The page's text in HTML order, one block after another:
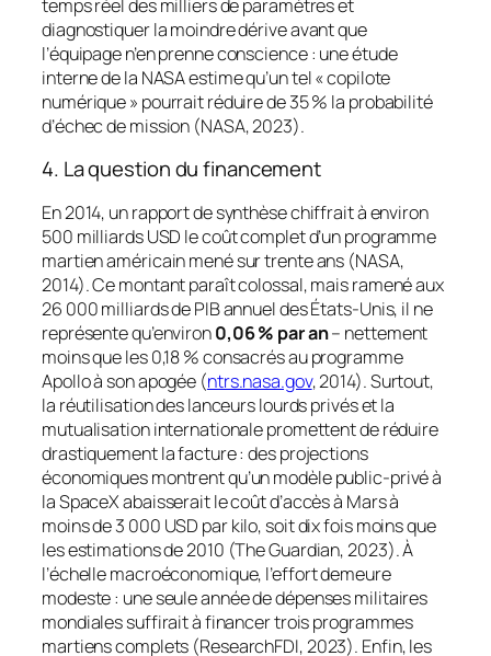
temps réel des milliers de paramètres et
diagnostiquer la moindre dérive avant que
l’équipage n’en prenne conscience : une étude
interne de la NASA estime qu’un tel « copilote
numérique » pourrait réduire de 35 % la probabilité
d’échec de mission (NASA, 2023).
4. La question du financement
En 2014, un rapport de synthèse chiffrait à environ
500 milliards USD le coût complet d’un programme
martien américain mené sur trente ans (NASA,
2014). Ce montant paraît colossal, mais ramené aux
26 000 milliards de PIB annuel des États-Unis, il ne
représente qu’environ0,06 % par an– nettement
moins que les 0,18 % consacrés au programme
Apollo à son apogée (ntrs.nasa.gov, 2014). Surtout,
la réutilisation des lanceurs lourds privés et la
mutualisation internationale promettent de réduire
drastiquement la facture : des projections
économiques montrent qu’un modèle public-privé à
la SpaceX abaisserait le coût d’accès à Mars à
moins de 3 000 USD par kilo, soit dix fois moins que
les estimations de 2010 (The Guardian, 2023). À
l’échelle macroéconomique, l’effort demeure
modeste : une seule année de dépenses militaires
mondiales suffirait à financer trois programmes
martiens complets (ResearchFDI, 2023). Enfin, les